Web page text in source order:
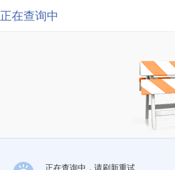
正在查询中
正在查询中，请刷新重试